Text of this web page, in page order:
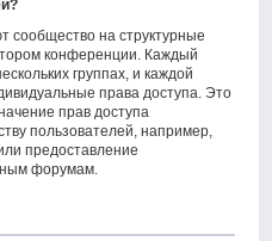
сообщество на структурные
конференции. Каждый
группах, и каждой
права доступа. Это
прав доступа
пользователей, например,
предоставление
форумам.